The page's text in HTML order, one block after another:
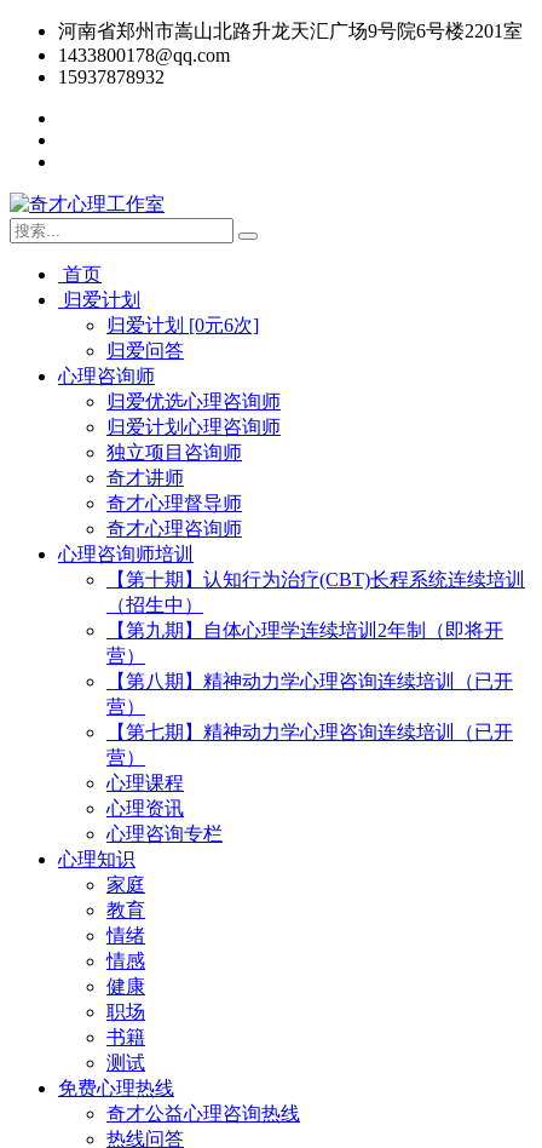
河南省郑州市嵩山北路升龙天汇广场9号院6号楼2201室
1433800178@qq.com
15937878932
首页
归爱计划
归爱计划 [0元6次]
归爱问答
心理咨询师
归爱优选心理咨询师
归爱计划心理咨询师
独立项目咨询师
奇才讲师
奇才心理督导师
奇才心理咨询师
心理咨询师培训
【第十期】认知行为治疗(CBT)长程系统连续培训
（招生中）
【第九期】自体心理学连续培训2年制（即将开
营）
【第八期】精神动力学心理咨询连续培训（已开
营）
【第七期】精神动力学心理咨询连续培训（已开
营）
心理课程
心理资讯
心理咨询专栏
心理知识
家庭
教育
情绪
情感
健康
职场
书籍
测试
免费心理热线
奇才公益心理咨询热线
热线问答